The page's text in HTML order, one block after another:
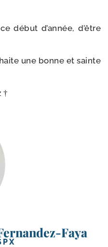
début d’an­née, d’être
une bonne et sainte
†
Faya